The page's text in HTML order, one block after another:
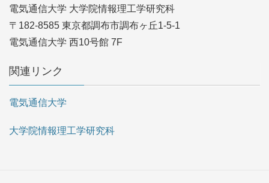
電気通信大学 大学院情報理工学研究科
〒182-8585 東京都調布市調布ヶ丘1-5-1
電気通信大学 西10号館 7F
関連リンク
電気通信大学
大学院情報理工学研究科